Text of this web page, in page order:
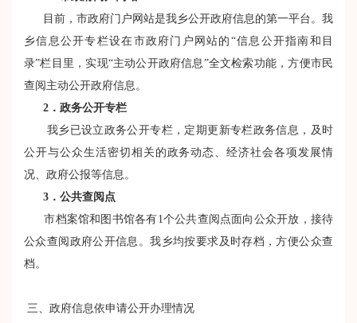
目前，市政府门户网站是我乡公开政府信息的第一平台。我
乡信息公开专栏设在市政府门户网站的“信息公开指南和目
录”栏目里，实现“主动公开政府信息”全文检索功能，方便市民
查阅主动公开政府信息。
2 ．政务公开专栏
我乡已设立政务公开专栏，定期更新专栏政务信息，及时
公开与公众生活密切相关的政务动态、经济社会各项发展情
况、政府公报等信息。
3 ．公共查阅点
市档案馆和图书馆各有1个公共查阅点面向公众开放，接待
公众查阅政府公开信息。我乡均按要求及时存档，方便公众查
档。
三、政府信息依申请公开办理情况